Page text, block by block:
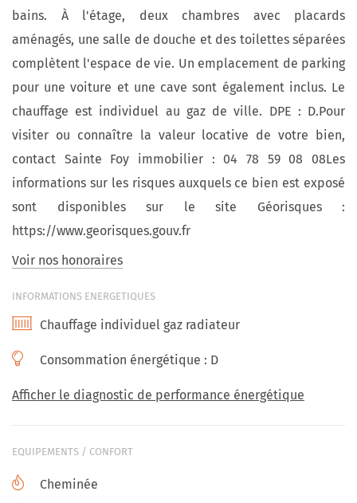
bains. À l'étage, deux chambres avec placards
aménagés, une salle de douche et des toilettes séparées
complètent l'espace de vie. Un emplacement de parking
pour une voiture et une cave sont également inclus. Le
chauffage est individuel au gaz de ville. DPE : D.Pour
visiter ou connaître la valeur locative de votre bien,
contact Sainte Foy immobilier : 04 78 59 08 08Les
informations sur les risques auxquels ce bien est exposé
sont disponibles sur le site Géorisques :
https://www.georisques.gouv.fr
Voir nos honoraires
INFORMATIONS ENERGETIQUES
Chauffage individuel gaz radiateur
Consommation énergétique : D
Afficher le diagnostic de performance énergétique
EQUIPEMENTS / CONFORT
Cheminée